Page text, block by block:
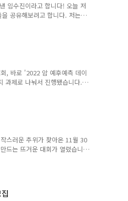
임수진이라고 합니다! 오늘 저
공유해보려고 합니다. 저는
, 2022년의 마지막까지 3-4
웹 디자인, CSS 퍼블리싱 업
, 바로 '2022 암 예후예측 데이
과제로 나눠서 진행됐습니다.
지 세그멘테이션(Image
두 과제에 모두 132팀, 336
스러운 추위가 찾아온 11월 30
드는 뜨거운 대회가 열렸습니
MAICON) 해커톤인데요. 대
지켜본 이야기를 풀어보려 합